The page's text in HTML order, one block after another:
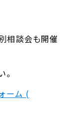
相談会も開催
ーム (